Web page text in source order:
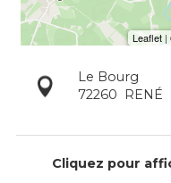
Le Bourg
72260
RENÉ
Cliquez pour